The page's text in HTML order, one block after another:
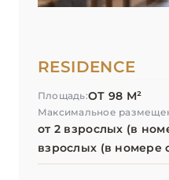
RESIDENCE
Площадь:ОТ 98 М²
Максимальное
от 2 взрослых (в
взрослых (в номере